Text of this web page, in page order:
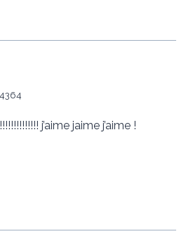
j’aime jaime j’aime !